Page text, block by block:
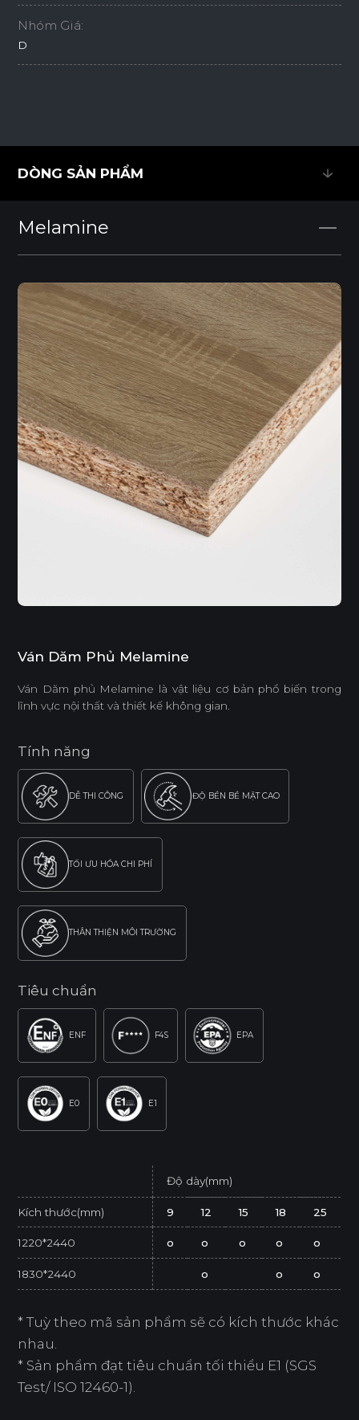
Nhóm Giá:
D
DÒNG SẢN PHẨM
Melamine
Ván Dăm Phủ Melamine
Ván Dăm phủ Melamine là vật liệu cơ bản phổ biến trong
lĩnh vực nội thất và thiết kế không gian.
Tính năng
DỄ THI CÔNG ĐỘ BỀN BỀ MẶT CAO
TỐI ƯU HÓA CHI PHÍ
THÂN THIỆN MÔI TRƯỜNG
Tiêu chuẩn
ENF F4S EPA
E0 E1
Độ dày(mm)
Kích thước(mm) 9 12 15 18 25
1220*2440 o o o o o
1830*2440 o o o
* Tuỳ theo mã sản phẩm sẽ có kích thước khác
nhau.
* Sản phẩm đạt tiêu chuẩn tối thiểu E1 (SGS
Test/ ISO 12460-1).